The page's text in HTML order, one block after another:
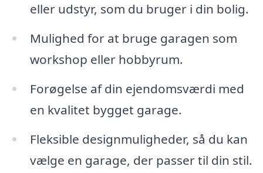
eller udstyr, som du bruger i din bolig.
Mulighed for at bruge garagen som
workshop eller hobbyrum.
Forøgelse af din ejendomsværdi med
en kvalitet bygget garage.
Fleksible designmuligheder, så du kan
vælge en garage, der passer til din stil.